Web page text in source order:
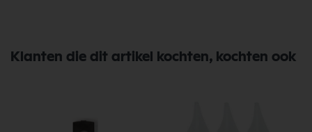
Klanten die dit artikel kochten, kochten ook